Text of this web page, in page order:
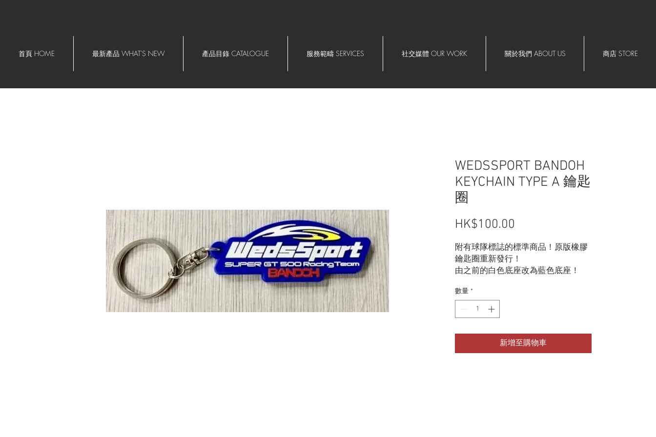
首頁 HOME 最新產品 WHAT'S NEW 產品目錄 CATALOGUE 服務範疇 SERVICES 社交媒體 OUR WORK 關於我們 ABOUT US 商店 STORE
WEDSSPORT BANDOH
KEYCHAIN TYPE A 鑰匙
圈
HK$100.00
附有球隊標誌的標準商品！原版橡膠
鑰匙圈重新發行！
由之前的白色底座改為藍色底座！
材質製成，而且沒有 PVC 所特有的橡
膠氣味！
您的車鑰匙用這個如何？
顏色：藍色 材質：ATBC-PVC (非鄰苯
二甲酸酯) PVC (PVC)
數量 *
新增至購物車